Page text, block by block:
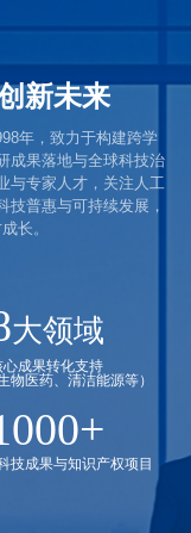
新未来
年，致力于构建跨学
成果落地与全球科技治
与专家人才，关注人工
技普惠与可持续发展，
长。
大领域
心成果转化支持
物医药、清洁能源等）
+
技成果与知识产权项目